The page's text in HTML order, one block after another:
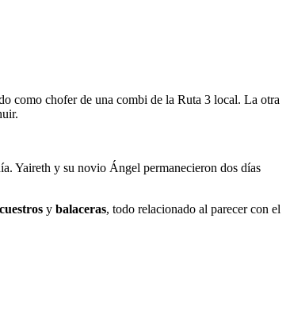
como chofer de una combi de la Ruta 3 local. La otra
Yaireth y su novio Ángel permanecieron dos días
y balaceras, todo relacionado al parecer con el